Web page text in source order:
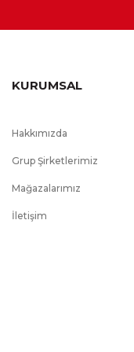
KURUMSAL
Hakkımızda
Grup Şirketlerimiz
Mağazalarımız
İletişim